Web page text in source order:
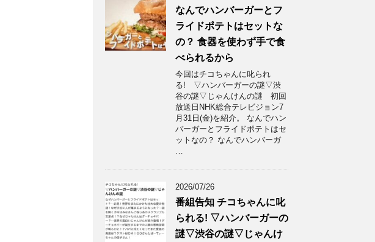
なんでハンバーガーとフ
ライドポテトはセットな
の？ 食器を使わず手で食
べられるから
今回はチコちゃんに叱られ
る! ▽ハンバーガーの謎▽渋
谷の謎▽じゃんけんの謎 初回
放送日NHK総合テレビジョン7
月31日(金)を紹介。 なんでハン
バーガーとフライドポテトはセ
ットなの？ なんでハンバーガ
…
2026/07/26
番組告知 チコちゃんに叱
られる! ▽ハンバーガーの
謎▽渋谷の謎▽じゃんけ